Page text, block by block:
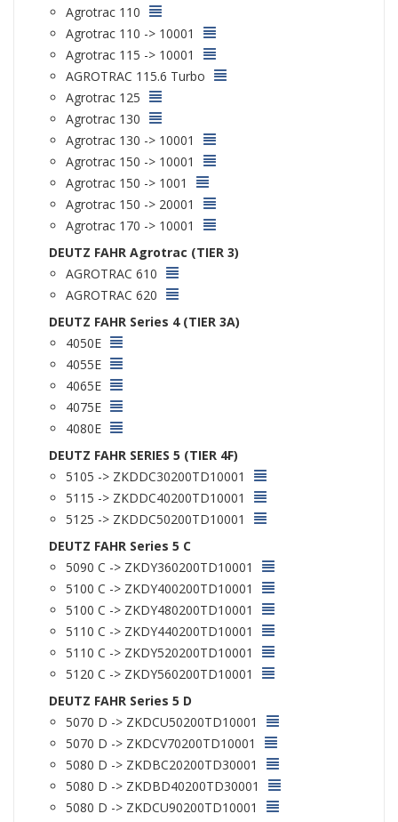
Agrotrac 110
Agrotrac 110 -> 10001
Agrotrac 115 -> 10001
AGROTRAC 115.6 Turbo
Agrotrac 125
Agrotrac 130
Agrotrac 130 -> 10001
Agrotrac 150 -> 10001
Agrotrac 150 -> 1001
Agrotrac 150 -> 20001
Agrotrac 170 -> 10001
DEUTZ FAHR Agrotrac (TIER 3)
AGROTRAC 610
AGROTRAC 620
DEUTZ FAHR Series 4 (TIER 3A)
4050E
4055E
4065E
4075E
4080E
DEUTZ FAHR SERIES 5 (TIER 4F)
5105 -> ZKDDC30200TD10001
5115 -> ZKDDC40200TD10001
5125 -> ZKDDC50200TD10001
DEUTZ FAHR Series 5 C
5090 C -> ZKDY360200TD10001
5100 C -> ZKDY400200TD10001
5100 C -> ZKDY480200TD10001
5110 C -> ZKDY440200TD10001
5110 C -> ZKDY520200TD10001
5120 C -> ZKDY560200TD10001
DEUTZ FAHR Series 5 D
5070 D -> ZKDCU50200TD10001
5070 D -> ZKDCV70200TD10001
5080 D -> ZKDBC20200TD30001
5080 D -> ZKDBD40200TD30001
5080 D -> ZKDCU90200TD10001